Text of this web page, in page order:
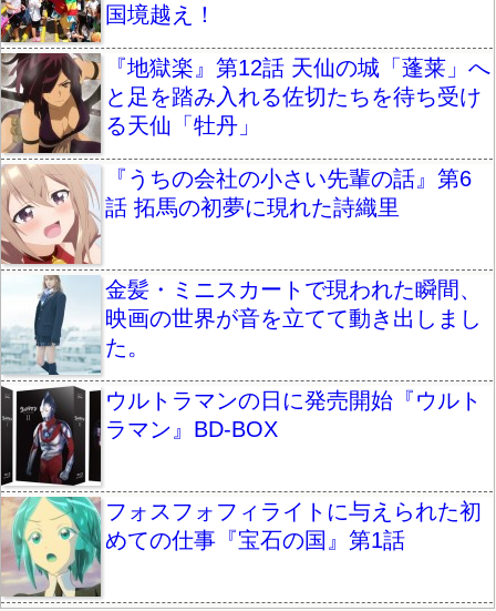
国境越え！
『地獄楽』第12話 天仙の城「蓬莱」へ
と足を踏み入れる佐切たちを待ち受け
る天仙「牡丹」
『うちの会社の小さい先輩の話』第6
話 拓馬の初夢に現れた詩織里
金髪・ミニスカートで現われた瞬間、
映画の世界が音を立てて動き出しまし
た。
ウルトラマンの日に発売開始『ウルト
ラマン』BD-BOX
フォスフォフィライトに与えられた初
めての仕事『宝石の国』第1話